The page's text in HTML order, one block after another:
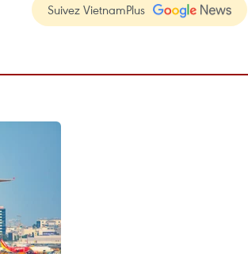
Suivez VietnamPlus